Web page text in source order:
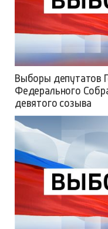
Выборы депутатов
Федерального
девятого созыва